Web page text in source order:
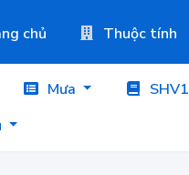
chủ Thuộc tính
Mưa SHV1